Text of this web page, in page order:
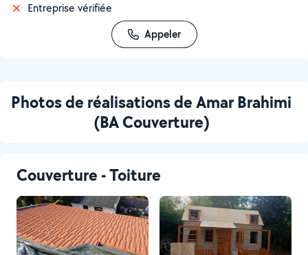
Entreprise vérifiée
Appeler
Photos de réalisations de Amar Brahimi
(BA Couverture)
Couverture - Toiture